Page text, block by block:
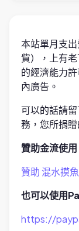
本站單月支
貲），上有
的經濟能力
內廣告。
可以的話請
務，您所捐
贊助金流使
贊助 混水摸魚
也可以使用
https://